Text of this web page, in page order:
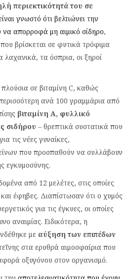
περιεκτικότητά του σε
γνωστό ότι βελτιώνει την
να απορροφά μη αιμικό σίδηρο,
βρίσκεται σε φυτικά τρόφιμα
τα όσπρια, οι ξηροί
σε βιταμίνη C, καθώς
ανά 100 γραμμάρια από
βιταμίνη Α, φυλλικό
σιδήρου – θρεπτικά συστατικά που
τις νέες γυναίκες,
που προσπαθούν να συλλάβουν
εγκυμοσύνης.
από 12 μελέτες, στις οποίες
έφηβες. Διαπίστωσαν ότι ο χυμός
για τις έγκυες, οι οποίες
αναιμίας. Ειδικότερα, η
με αύξηση των επιπέδων
στα ερυθρά αιμοσφαίρια που
οξυγόνου στον οργανισμό.